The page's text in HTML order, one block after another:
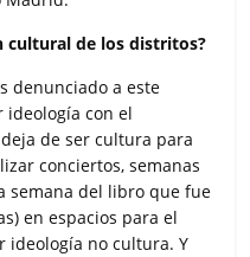
cultural de los distritos?
denunciado a este
ideología con el
de ser cultura para
conciertos, semanas
semana del libro que fue
en espacios para el
ideología no cultura. Y